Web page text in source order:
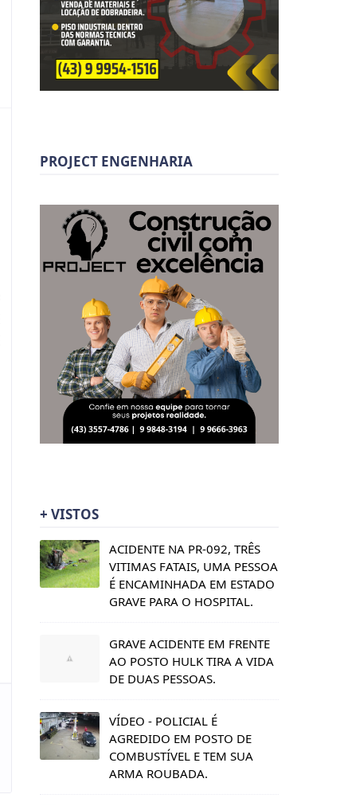
PROJECT ENGENHARIA
+ VISTOS
ACIDENTE NA PR-092, TRÊS
VITIMAS FATAIS, UMA PESSOA
É ENCAMINHADA EM ESTADO
GRAVE PARA O HOSPITAL.
GRAVE ACIDENTE EM FRENTE
AO POSTO HULK TIRA A VIDA
DE DUAS PESSOAS.
VÍDEO - POLICIAL É
AGREDIDO EM POSTO DE
COMBUSTÍVEL E TEM SUA
ARMA ROUBADA.